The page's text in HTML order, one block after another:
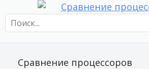
Сравнение процессоров